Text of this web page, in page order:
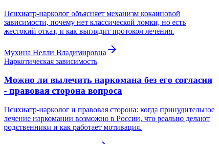
Психиатр-нарколог объясняет механизм кокаиновой
зависимости, почему нет классической ломки, но есть
жестокий откат, и как выглядит протокол лечения.
Мухина Нелли Владимировна
Наркотическая зависимость
Можно ли вылечить наркомана без его согласия
- правовая сторона вопроса
Психиатр-нарколог и правовая сторона: когда принудительное
лечение наркомании возможно в России, что реально делают
родственники и как работает мотивация.